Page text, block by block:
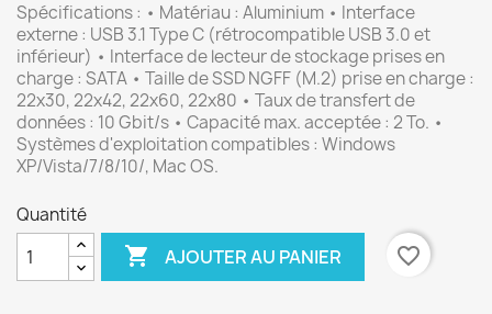
Spécifications : • Matériau : Aluminium • Interface
externe : USB 3.1 Type C (rétrocompatible USB 3.0 et
inférieur) • Interface de lecteur de stockage prises en
charge : SATA • Taille de SSD NGFF (M.2) prise en charge :
22x30, 22x42, 22x60, 22x80 • Taux de transfert de
données : 10 Gbit/s • Capacité max. acceptée : 2 To. •
Systèmes d'exploitation compatibles : Windows
XP/Vista/7/8/10/, Mac OS.
Quantité
 AJOUTER AU PANIER favorite_border